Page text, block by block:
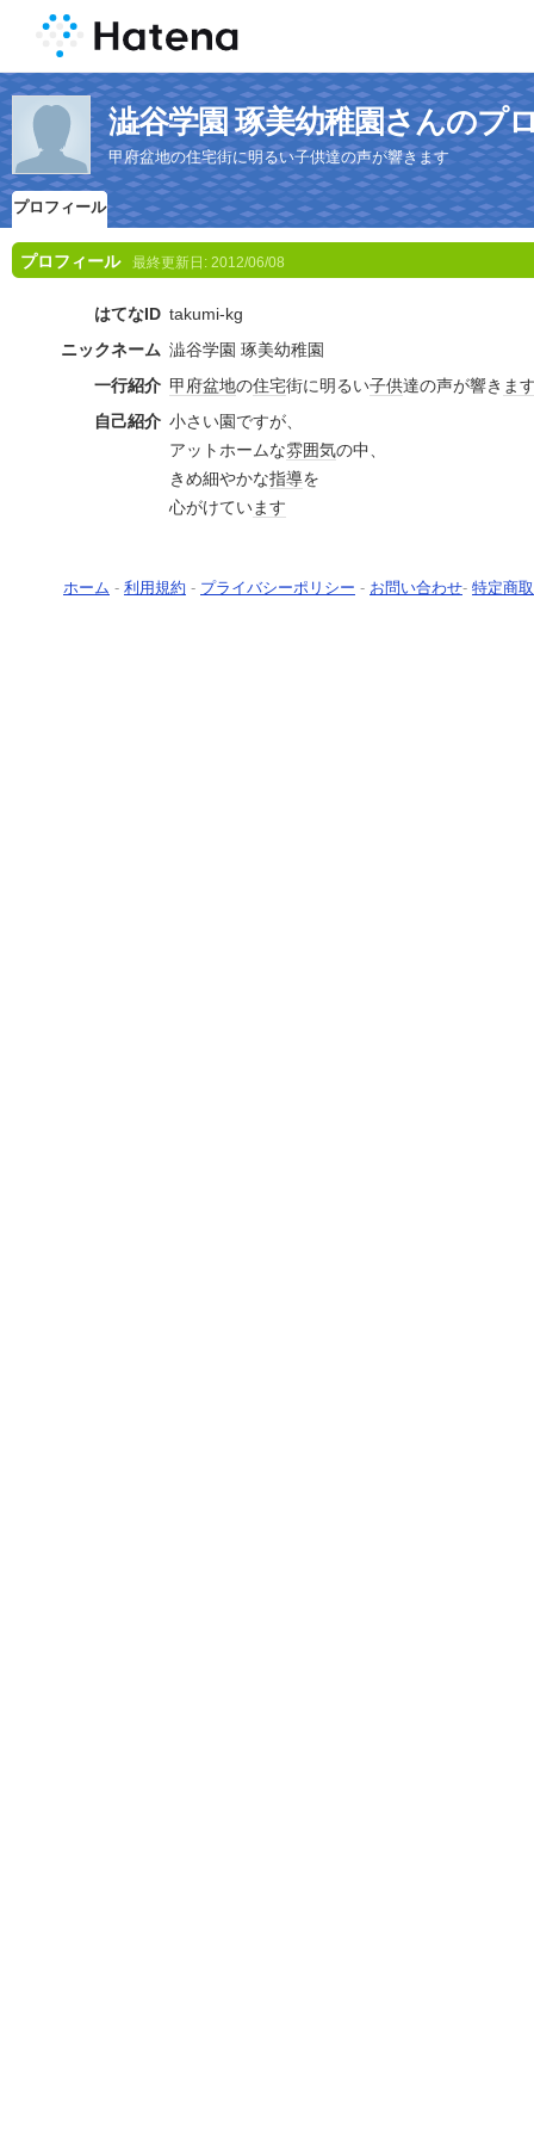
澁谷学園 琢美幼稚園さんのプ
甲府盆地の住宅街に明るい子供達の声が響きます
プロフィール
プロフィール 最終更新日: 2012/06/08
はてなID takumi-kg
ニックネーム 澁谷学園 琢美幼稚園
一行紹介 甲府盆地の住宅街に明るい子供達の声が響き ま
自己紹介 小さい園ですが、
アットホームな雰囲気の中、
きめ細やかな指導を
心がけています
ホーム - 利用規約 - プライバシーポリシー - お問い合わせ- 特定商